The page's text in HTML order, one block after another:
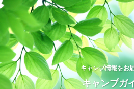
キャンプ情報をお
キャンプガ